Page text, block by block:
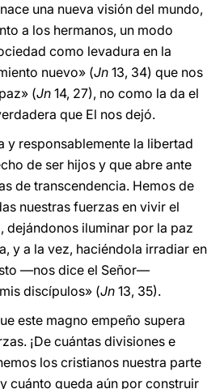
una nueva visión del mundo,
a los hermanos, un modo
como levadura en la
nuevo» (Jn 13, 34) que nos
(Jn 14, 27), no como la da el
que El nos dejó.
y responsablemente la libertad
de ser hijos y que abre ante
de transcendencia. Hemos de
nuestras fuerzas en vivir el
dejándonos iluminar por la paz
y a la vez, haciéndola irradiar en
—nos dice el Señor—
discípulos» (Jn 13, 35).
este magno empeño supera
¡De cuántas divisiones e
los cristianos nuestra parte
cuánto queda aún por construir